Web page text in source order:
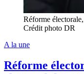
Réforme
Crédit photo DR
A la une
Réforme